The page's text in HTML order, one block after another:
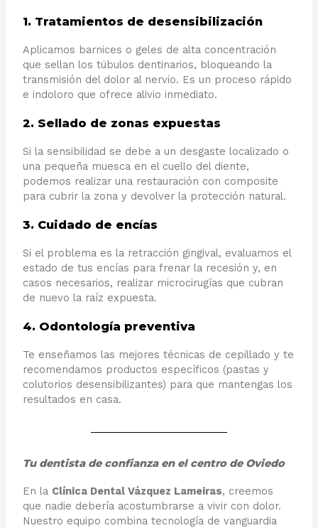
1. Tratamientos de desensibilización
Aplicamos barnices o geles de alta concentración
que sellan los túbulos dentinarios, bloqueando la
transmisión del dolor al nervio. Es un proceso rápido
e indoloro que ofrece alivio inmediato.
2. Sellado de zonas expuestas
Si la sensibilidad se debe a un desgaste localizado o
una pequeña muesca en el cuello del diente,
podemos realizar una restauración con composite
para cubrir la zona y devolver la protección natural.
3. Cuidado de encías
Si el problema es la retracción gingival, evaluamos el
estado de tus encías para frenar la recesión y, en
casos necesarios, realizar microcirugías que cubran
de nuevo la raíz expuesta.
4. Odontología preventiva
Te enseñamos las mejores técnicas de cepillado y te
recomendamos productos específicos (pastas y
colutorios desensibilizantes) para que mantengas los
resultados en casa.
Tu dentista de confianza en el centro de Oviedo
En la Clínica Dental Vázquez Lameiras, creemos
que nadie debería acostumbrarse a vivir con dolor.
Nuestro equipo combina tecnología de vanguardia